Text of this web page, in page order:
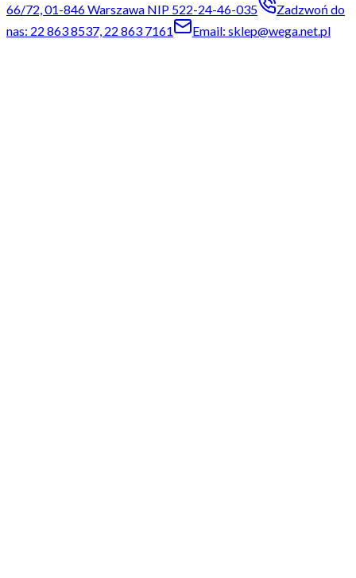
66/72, 01-846 Warszawa NIP 522-24-46-035
Zadzwoń do
nas: 22 863 8537, 22 863 7161
Email: sklep@wega.net.pl